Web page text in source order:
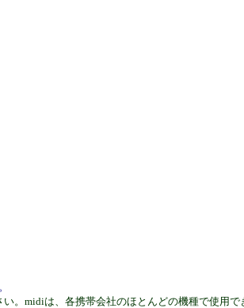
。midiは、各携帯会社のほとんどの機種で使用